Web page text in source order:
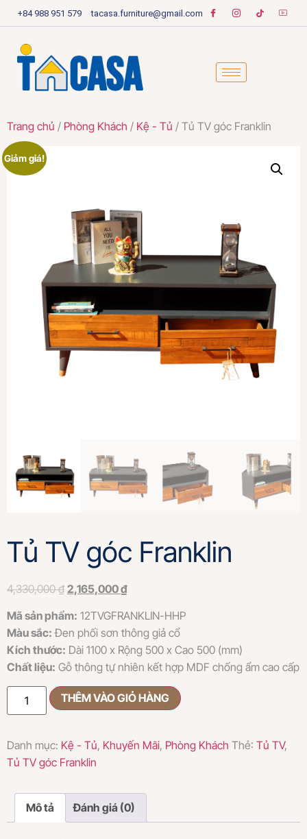
+84 988 951 579 tacasa.furniture@gmail.com
Trang chủ / Phòng Khách / Kệ - Tủ / Tủ TV góc Franklin
Giảm giá!
Tủ TV góc Franklin
4,330,000₫ 2,165,000₫
Mã sản phẩm: 12TVGFRANKLIN-HHP
Màu sắc: Đen phối sơn thông giả cổ
Kích thước: Dài 1100 x Rộng 500 x Cao 500 (mm)
Chất liệu: Gỗ thông tự nhiên kết hợp MDF chống ẩm cao cấp
THÊM VÀO GIỎ HÀNG
Danh mục: Kệ - Tủ, Khuyến Mãi, Phòng Khách Thẻ: Tủ TV,
Tủ TV góc Franklin
Mô tả Đánh giá (0)